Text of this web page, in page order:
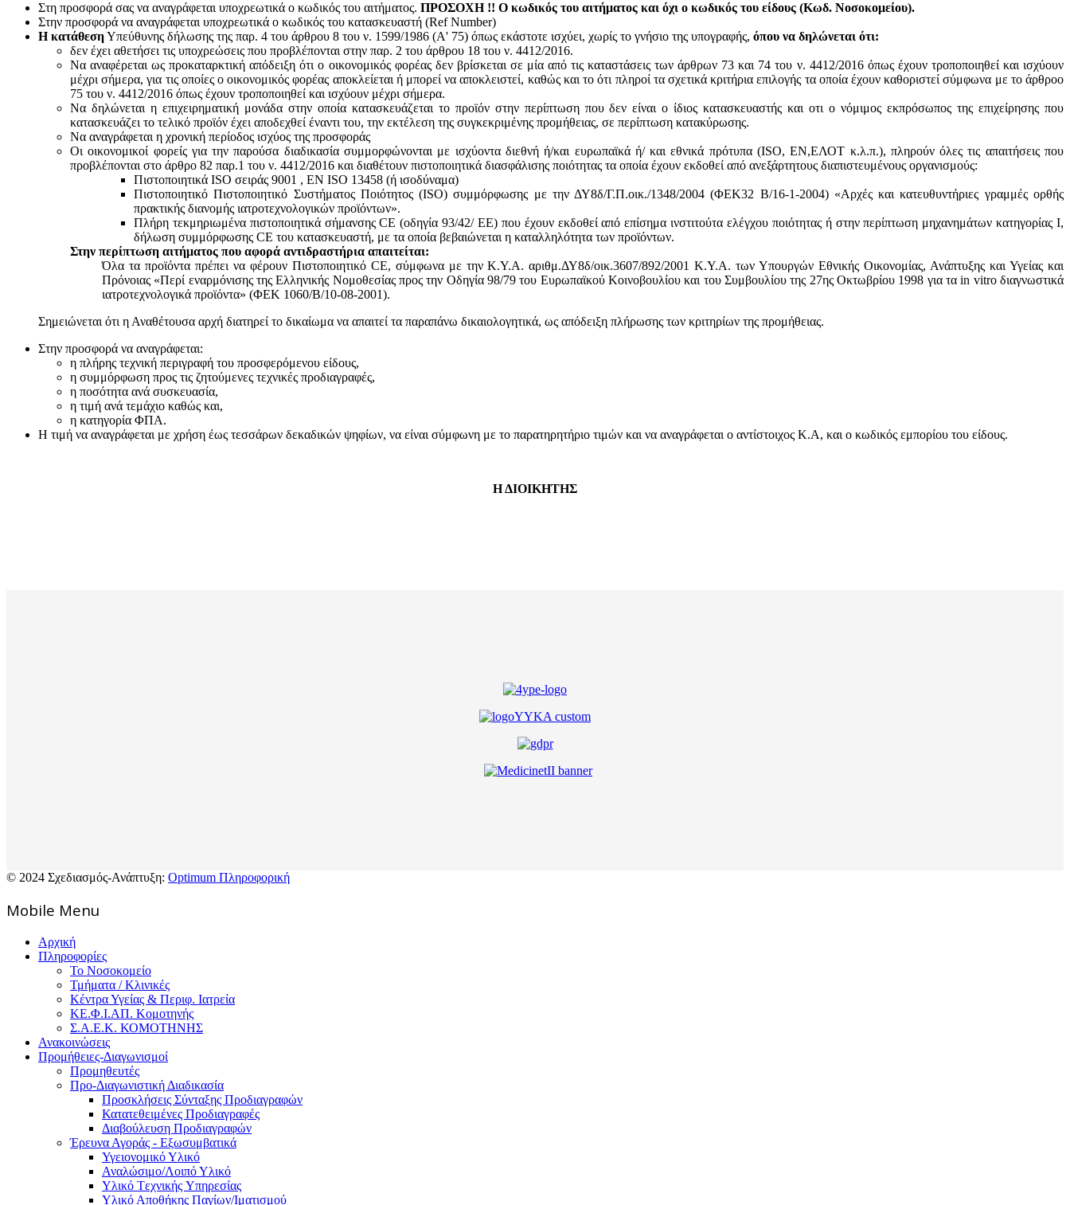
Στη προσφορά σας να αναγράφεται υποχρεωτικά ο κωδικός του αιτήματος. ΠΡΟΣΟΧΗ !! Ο κωδικός του αιτήματος και όχι ο κωδικός του είδους (Κωδ. Νοσοκομείου).
Στην προσφορά να αναγράφεται υποχρεωτικά ο κωδικός του κατασκευαστή (Ref Number)
Η κατάθεσηΥπεύθυνης δήλωσης της παρ. 4 του άρθρου 8 του ν. 1599/1986 (Α' 75) όπως εκάστοτε ισχύει, χωρίς το γνήσιο της υπογραφής, όπου να δηλώνεται ότι:
δεν έχει αθετήσει τις υποχρεώσεις που προβλέπονται στην παρ. 2 του άρθρου 18 του ν. 4412/2016.
Να αναφέρεται ως προκαταρκτική απόδειξη ότι ο οικονομικός φορέας δεν βρίσκεται σε μία από τις καταστάσεις των άρθρων 73 και 74 του ν. 4412/2016 όπως έχουν τροποποιηθεί και ισχύουν
μέχρι σήμερα, για τις οποίες ο οικονομικός φορέας αποκλείεται ή μπορεί να αποκλειστεί, καθώς και το ότι πληροί τα σχετικά κριτήρια επιλογής τα οποία έχουν καθοριστεί σύμφωνα με τo άρθροo
75 του ν. 4412/2016 όπως έχουν τροποποιηθεί και ισχύουν μέχρι σήμερα.
Να δηλώνεται η επιχειρηματική μονάδα στην οποία κατασκευάζεται το προϊόν στην περίπτωση που δεν είναι ο ίδιος κατασκευαστής και oτι ο νόμιμος εκπρόσωπος της επιχείρησης που
κατασκευάζει το τελικό προϊόν έχει αποδεχθεί έναντι του, την εκτέλεση της συγκεκριμένης προμήθειας, σε περίπτωση κατακύρωσης.
Να αναγράφεται η χρονική περίοδος ισχύος της προσφοράς
Οι οικονομικοί φορείς για την παρούσα διαδικασία συμμορφώνονται με ισχύοντα διεθνή ή/και ευρωπαϊκά ή/ και εθνικά πρότυπα (ISO, ΕΝ,ΕΛΟΤ κ.λ.π.), πληρούν όλες τις απαιτήσεις που
προβλέπονται στο άρθρο 82 παρ.1 του ν. 4412/2016 και διαθέτουν πιστοποιητικά διασφάλισης ποιότητας τα οποία έχουν εκδοθεί από ανεξάρτητους διαπιστευμένους οργανισμούς:
Πιστοποιητικά ISO σειράς 9001 , ΕΝ ISO 13458 (ή ισοδύναμα)
Πιστοποιητικό Πιστοποιητικό Συστήματος Ποιότητος (ISO) συμμόρφωσης με την ΔΥ8δ/Γ.Π.οικ./1348/2004 (ΦΕΚ32 Β/16-1-2004) «Αρχές και κατευθυντήριες γραμμές ορθής
πρακτικής διανομής ιατροτεχνολογικών προϊόντων».
Πλήρη τεκμηριωμένα πιστοποιητικά σήμανσης CE (οδηγία 93/42/ ΕΕ) που έχουν εκδοθεί από επίσημα ινστιτούτα ελέγχου ποιότητας ή στην περίπτωση μηχανημάτων κατηγορίας Ι,
δήλωση συμμόρφωσης CE του κατασκευαστή, με τα οποία βεβαιώνεται η καταλληλότητα των προϊόντων.
Στην περίπτωση αιτήματος που αφορά αντιδραστήρια απαιτείται:
Όλα τα προϊόντα πρέπει να φέρουν Πιστοποιητικό CE, σύμφωνα με την Κ.Υ.Α. αριθμ.ΔΥ8δ/οικ.3607/892/2001 Κ.Υ.Α. των Υπουργών Εθνικής Οικονομίας, Ανάπτυξης και Υγείας και
Πρόνοιας «Περί εναρμόνισης της Ελληνικής Νομοθεσίας προς την Οδηγία 98/79 του Ευρωπαϊκού Κοινοβουλίου και του Συμβουλίου της 27ης Οκτωβρίου 1998 για τα in vitro διαγνωστικά
ιατροτεχνολογικά προϊόντα» (ΦΕΚ 1060/Β/10-08-2001).
Σημειώνεται ότι η Αναθέτουσα αρχή διατηρεί το δικαίωμα να απαιτεί τα παραπάνω δικαιολογητικά, ως απόδειξη πλήρωσης των κριτηρίων της προμήθειας.
Στην προσφορά να αναγράφεται:
η πλήρης τεχνική περιγραφή του προσφερόμενου είδους,
η συμμόρφωση προς τις ζητούμενες τεχνικές προδιαγραφές,
η ποσότητα ανά συσκευασία,
η τιμή ανά τεμάχιο καθώς και,
η κατηγορία ΦΠΑ.
Η τιμή να αναγράφεται με χρήση έως τεσσάρων δεκαδικών ψηφίων, να είναι σύμφωνη με το παρατηρητήριο τιμών και να αναγράφεται ο αντίστοιχος Κ.Α, και ο κωδικός εμπορίου του είδους.
Η ΔΙΟΙΚΗΤΗΣ
© 2024 Σχεδιασμός-Ανάπτυξη: Optimum Πληροφορική
Mοbile Menu
Αρχική
Πληροφορίες
Το Νοσοκομείο
Τμήματα / Κλινικές
Κέντρα Υγείας & Περιφ. Ιατρεία
ΚΕ.Φ.Ι.ΑΠ. Κομοτηνής
Σ.Α.Ε.Κ. ΚΟΜΟΤΗΝΗΣ
Ανακοινώσεις
Προμήθειες-Διαγωνισμοί
Προμηθευτές
Προ-Διαγωνιστική Διαδικασία
Προσκλήσεις Σύνταξης Προδιαγραφών
Κατατεθειμένες Προδιαγραφές
Διαβούλευση Προδιαγραφών
Έρευνα Αγοράς - Εξωσυμβατικά
Υγειονομικό Υλικό
Αναλώσιμο/Λοιπό Υλικό
Υλικό Tεχνικής Yπηρεσίας
Υλικό Αποθήκης Παγίων/Ιματισμού